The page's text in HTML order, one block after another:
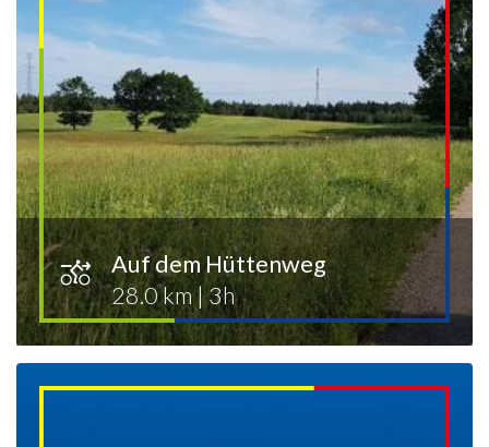
Auf dem Hüttenweg
28.0 km|3h